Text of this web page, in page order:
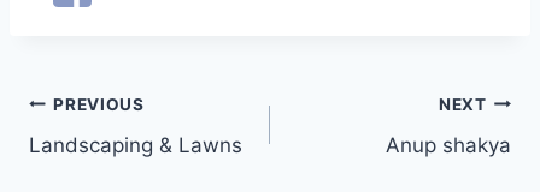
PREVIOUS
Landscaping & Lawns
NEXT
Anup shakya